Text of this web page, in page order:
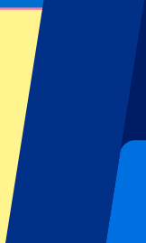
Alle sporten
Voetbal competities